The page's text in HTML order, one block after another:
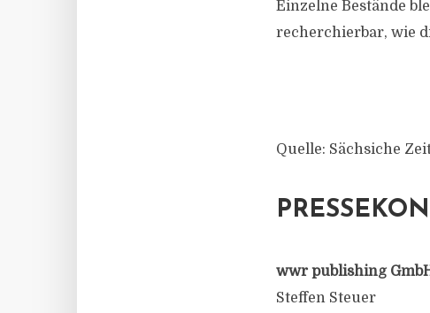
Einzelne Bestände
recherchierbar, wie
Quelle: Sächsiche
wwr publishing
Steffen Steuer